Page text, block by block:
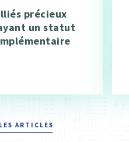
précieux
un statut
ARTICLES